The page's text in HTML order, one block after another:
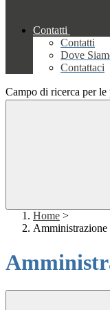
Contatti
Contatti
Dove
Contattaci
Campo di ricerca per le
Home >
Amministrazione